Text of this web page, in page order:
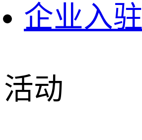
企业入驻
活动